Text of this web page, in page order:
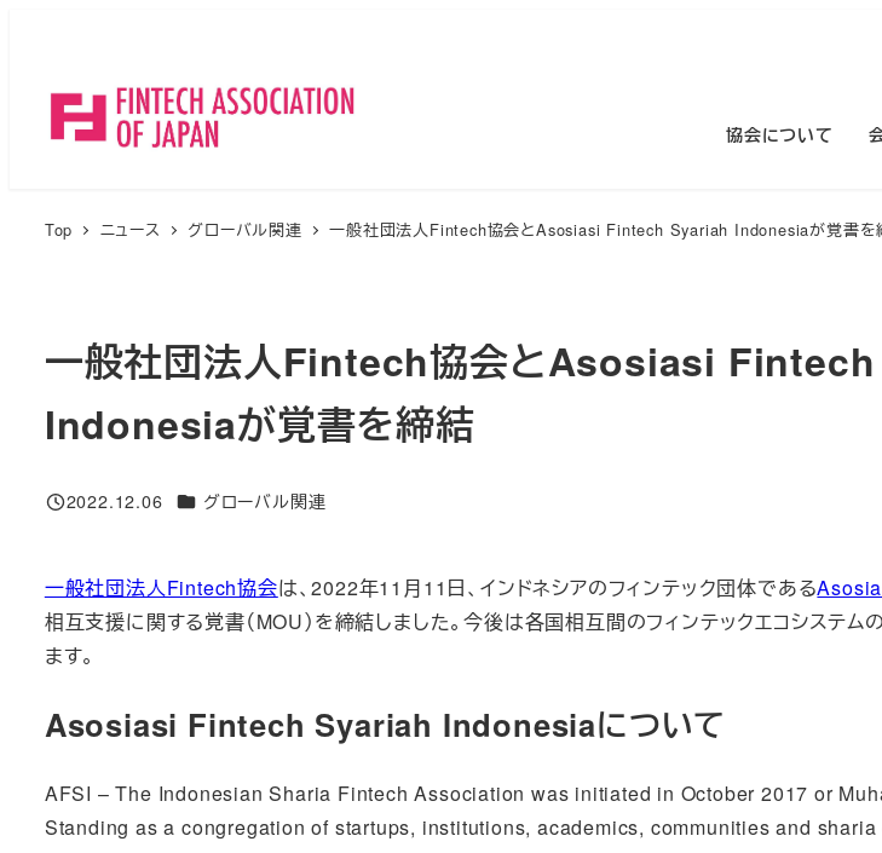
協会について
Top ニュース グローバル関連 一般社団法人Fintech協会とAsosiasi Fintech Syariah Indonesiaが覚書を
一般社団法人Fintech協会とAsosiasi
Indonesiaが覚書を締結
投稿日
2022.12.06 ニュースカテゴリ
グローバル関連
一般社団法人Fintech協会は、2022年11月11日、インドネシアのフィンテック団体である
相互支援に関する覚書（MOU）を締結しました。今後は各国相互間のフィンテックエコシステ
ます。
Asosiasi Fintech Syariah Indonesiaについて
AFSI – The Indonesian Sharia Fintech Association was initiated in October 2017 or
Standing as a congregation of startups, institutions, academics, communities and